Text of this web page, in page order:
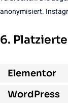
anonymisiert.
6.
Elementor
WordPress